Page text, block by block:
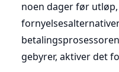
noen dager før
gebyrer, aktiver det